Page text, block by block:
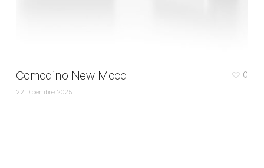
Comodino New Mood
22 Dicembre 2025
0